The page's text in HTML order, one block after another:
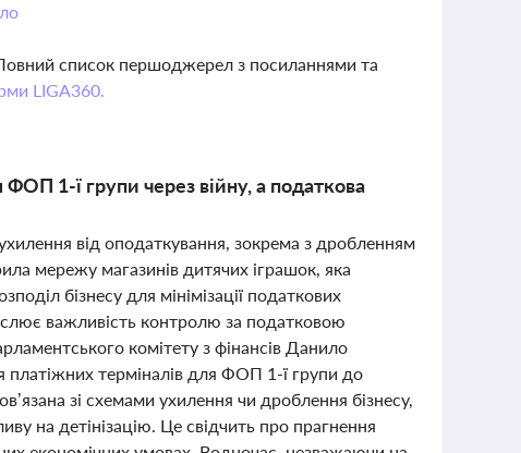
список першоджерел з посиланнями та
LIGA360.
1-ї групи через війну, а податкова
від оподаткування, зокрема з дробленням
мережу магазинів дитячих іграшок, яка
бізнесу для мінімізації податкових
важливість контролю за податковою
комітету з фінансів Данило
платіжних терміналів для ФОП 1-ї групи до
зі схемами ухилення чи дроблення бізнесу,
на детінізацію. Це свідчить про прагнення